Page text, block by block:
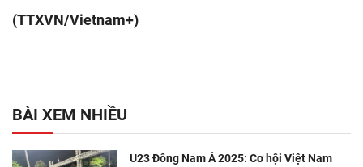
(TTXVN/Vietnam+)
BÀI XEM NHIỀU
U23 Đông Nam Á 2025: Cơ hội Việt Nam